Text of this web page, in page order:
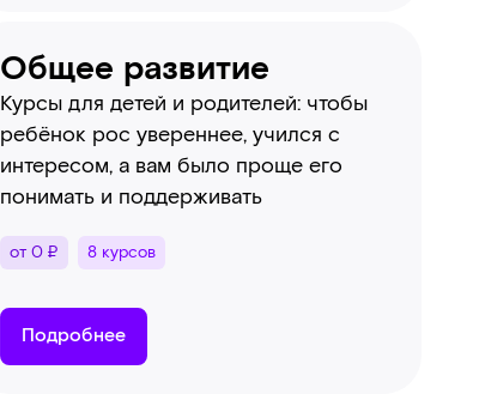
Общее развитие
Курсы для детей и родителей: чтобы
ребёнок рос увереннее, учился с
интересом, а вам было проще его
понимать и поддерживать
от 0 ₽ 8 курсов
Подробнее